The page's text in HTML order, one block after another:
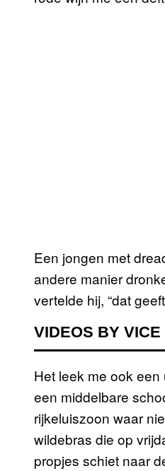
Een jongen met
andere manier
vertelde hij, “dat
VIDEOS BY VICE
Het leek me ook
een middelbare
rijkeluiszoon waar
wildebras die op
propjes schiet naar